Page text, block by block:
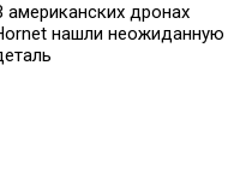
американских дронах
нашли неожиданную